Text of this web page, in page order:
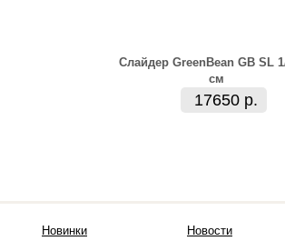
Слайдер GreenBean GB SL
см
17650 р.
Новинки
Новости